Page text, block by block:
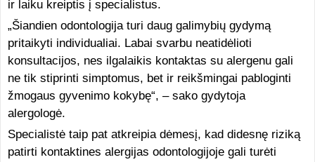
ir laiku kreiptis į specialistus.
„Šiandien odontologija turi daug galimybių gydymą
pritaikyti individualiai. Labai svarbu neatidėlioti
konsultacijos, nes ilgalaikis kontaktas su alergenu gali
ne tik stiprinti simptomus, bet ir reikšmingai pabloginti
žmogaus gyvenimo kokybę“, – sako gydytoja
alergologė.
Specialistė taip pat atkreipia dėmesį, kad didesnę riziką
patirti kontaktines alergijas odontologijoje gali turėti